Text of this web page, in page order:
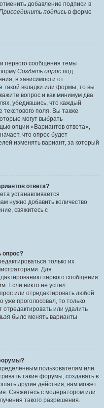
добавление подписи в
подпись в форме
первого сообщения темы
Создать опрос под
в зависимости от
такой вкладки или формы, то вы
вопрос и как минимум два
убедившись, что каждый
текстового поля. Вы также
могут выбрать
опции «Вариантов ответа»,
что опрос будет
изменять вариант, за который
ответа?
устанавливается
нужно добавить количество
свяжитесь с
опрос?
только их
Для
первого сообщения
Если никто не успел
или отредактировать любой
уже проголосовал, то только
или удалить
было менять варианты
пользователям или
такие форумы, создавать в
другие действия, вам может
Свяжитесь с модератором или
такого разрешения.